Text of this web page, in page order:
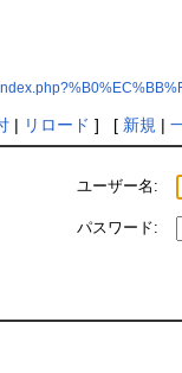
| リロード ] [ 新規 |
ユーザー名:
パスワード: